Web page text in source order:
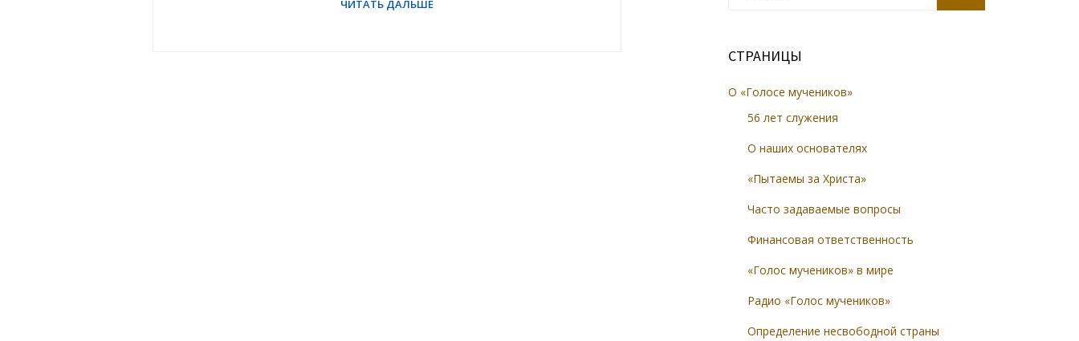
СТРАНИЦЫ
О «Голосе мучеников»
56 лет служения
О наших основателях
«Пытаемы за Христа»
Часто задаваемые вопросы
Финансовая ответственность
«Голос мучеников» в мире
Радио «Голос мучеников»
Определение несвободной страны